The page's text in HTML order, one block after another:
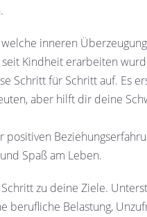
inneren
Kindheit erarbeiten
Schritt für Schritt auf. Es
aber hilft dir deine
positiven
Spaß am Leben.
zu deine Ziele.
berufliche Belastung,